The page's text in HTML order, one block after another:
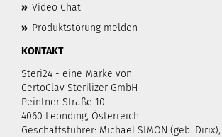
» Video Chat
» Produktstörung melden
KONTAKT
Steri24 - eine Marke von
CertoClav Sterilizer GmbH
Peintner Straße 10
4060 Leonding, Österreich
Geschäftsführer: Michael SIMON (geb. Dirix),